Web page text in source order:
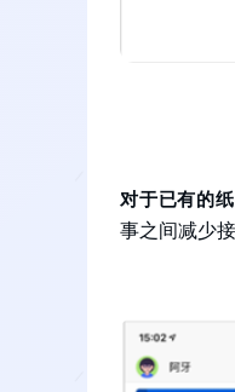
对于已有的
事之间减少